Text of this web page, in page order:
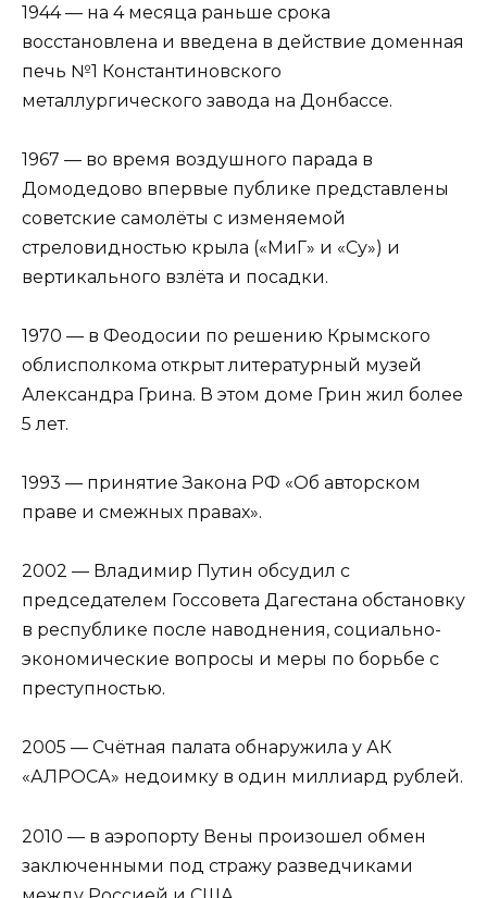
1944 — на 4 месяца раньше срока
восстановлена и введена в действие доменная
печь №1 Константиновского
металлургического завода на Донбассе.
1967 — во время воздушного парада в
Домодедово впервые публике представлены
советские самолёты с изменяемой
стреловидностью крыла («МиГ» и «Су») и
вертикального взлёта и посадки.
1970 — в Феодосии по решению Крымского
облисполкома открыт литературный музей
Александра Грина. В этом доме Грин жил более
5 лет.
1993 — принятие Закона РФ «Об авторском
праве и смежных правах».
2002 — Владимир Путин обсудил с
председателем Госсовета Дагестана обстановку
в республике после наводнения, социально-
экономические вопросы и меры по борьбе с
преступностью.
2005 — Счётная палата обнаружила у АК
«АЛРОСА» недоимку в один миллиард рублей.
2010 — в аэропорту Вены произошел обмен
заключенными под стражу разведчиками